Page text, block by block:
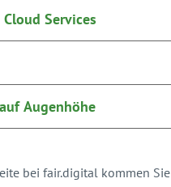
Services
Augenhöhe
bei fair.digital kommen Sie